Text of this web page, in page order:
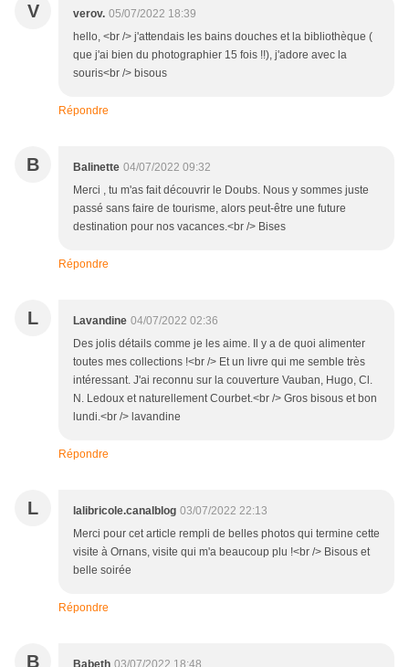
V verov. 05/07/2022 18:39
hello, <br /> j'attendais les bains douches et la bibliothèque (
que j'ai bien du photographier 15 fois !!), j'adore avec la
souris<br /> bisous
Répondre
B Balinette 04/07/2022 09:32
Merci , tu m'as fait découvrir le Doubs. Nous y sommes juste
passé sans faire de tourisme, alors peut-être une future
destination pour nos vacances.<br /> Bises
Répondre
L Lavandine 04/07/2022 02:36
Des jolis détails comme je les aime. Il y a de quoi alimenter
toutes mes collections !<br /> Et un livre qui me semble très
intéressant. J'ai reconnu sur la couverture Vauban, Hugo, Cl.
N. Ledoux et naturellement Courbet.<br /> Gros bisous et bon
lundi.<br /> lavandine
Répondre
L lalibricole.canalblog 03/07/2022 22:13
Merci pour cet article rempli de belles photos qui termine cette
visite à Ornans, visite qui m'a beaucoup plu !<br /> Bisous et
belle soirée
Répondre
B Babeth 03/07/2022 18:48